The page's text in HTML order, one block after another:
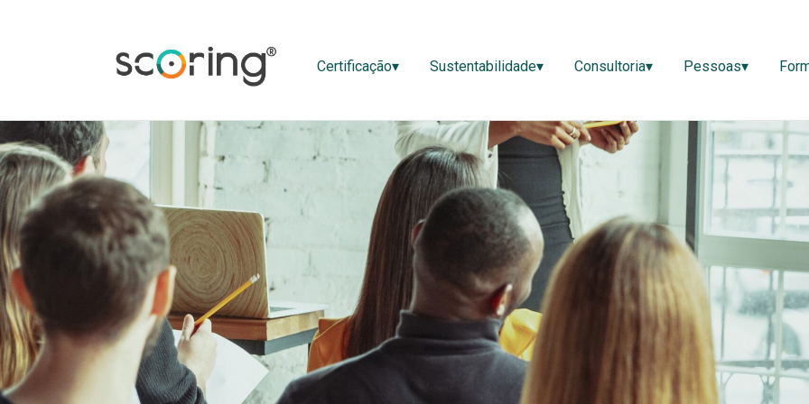
Certificação▾ Sustentabilidade▾ Consultoria▾ Pessoas▾
Certificação▾ Sustentabilidade▾ Consultoria▾